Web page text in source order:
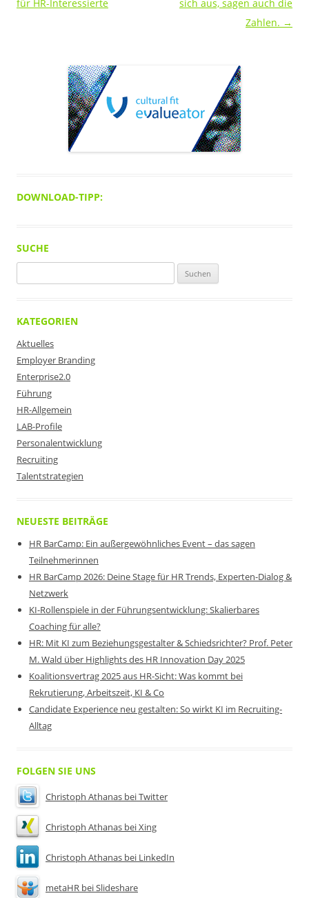
für HR-Interessierte
sich aus, sagen auch die
Zahlen. →
DOWNLOAD-TIPP:
SUCHE
nach:
KATEGORIEN
Aktuelles
Employer Branding
Enterprise2.0
Führung
HR-Allgemein
LAB-Profile
Personalentwicklung
Recruiting
Talentstrategien
NEUESTE BEITRÄGE
HR BarCamp: Ein außergewöhnliches Event – das sagen
Teilnehmerinnen
HR BarCamp 2026: Deine Stage für HR Trends, Experten-Dialog &
Netzwerk
KI-Rollenspiele in der Führungsentwicklung: Skalierbares
Coaching für alle?
HR: Mit KI zum Beziehungsgestalter & Schiedsrichter? Prof. Peter
M. Wald über Highlights des HR Innovation Day 2025
Koalitionsvertrag 2025 aus HR-Sicht: Was kommt bei
Rekrutierung, Arbeitszeit, KI & Co
Candidate Experience neu gestalten: So wirkt KI im Recruiting-
Alltag
FOLGEN SIE UNS
Christoph Athanas bei Twitter
Christoph Athanas bei Xing
Christoph Athanas bei LinkedIn
metaHR bei Slideshare